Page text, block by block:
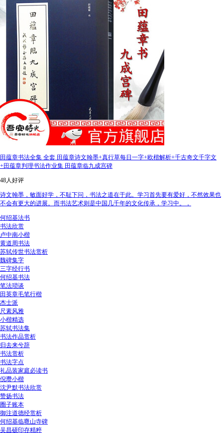
田蕴章书法全集 全套 田蕴章诗文翰墨+真行草每日一字+欧楷解析+千古奇文千字文
+田蕴章判理书法作业集 田蕴章临九成宫碑
48人好评
诗文翰墨，敏面好学，不耻下问，书法之道在于此。学习首先要有爱好，不然效果也
不会有更大的进展。而书法艺术则是中国几千年的文化传承，学习中。，
何绍基法书
书法欣赏
卢中南小楷
黄道周书法
苏轼传世书法赏析
魏碑集字
三字经行书
何绍基书法
笔法琐谈
田英章毛笔行楷
杰士派
尺素风雅
小楷精选
苏轼书法集
书法作品赏析
归去来兮辞
书法赏析
书法字点
礼品装家庭必读书
倪瓒小楷
沈尹默书法欣赏
赞扬书法
圈子账本
御注道德经赏析
何绍基临麑山寺碑
吴昌硕印存精粹